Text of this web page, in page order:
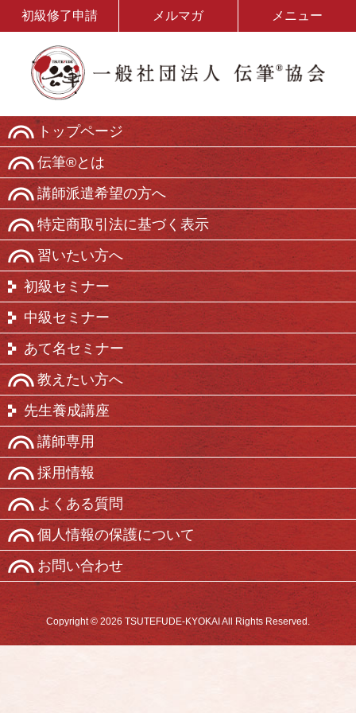
初級修了申請 メルマガ メニュー
トップページ
伝筆®とは
講師派遣希望の方へ
特定商取引法に基づく表示
習いたい方へ
初級セミナー
中級セミナー
あて名セミナー
教えたい方へ
先生養成講座
講師専用
採用情報
よくある質問
個人情報の保護について
お問い合わせ
Copyright © 2026 TSUTEFUDE-KYOKAI All Rights Reserved.